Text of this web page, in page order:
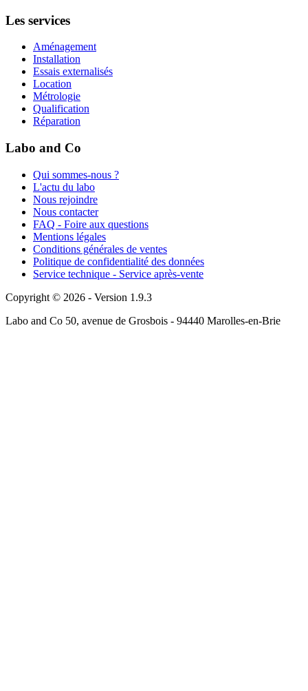
Les services
Aménagement
Installation
Essais externalisés
Location
Métrologie
Qualification
Réparation
Labo and Co
Qui sommes-nous ?
L'actu du labo
Nous rejoindre
Nous contacter
FAQ - Foire aux questions
Mentions légales
Conditions générales de ventes
Politique de confidentialité des données
Service technique - Service après-vente
Copyright © 2026 - Version 1.9.3
Labo and Co 50, avenue de Grosbois - 94440 Marolles-en-Brie